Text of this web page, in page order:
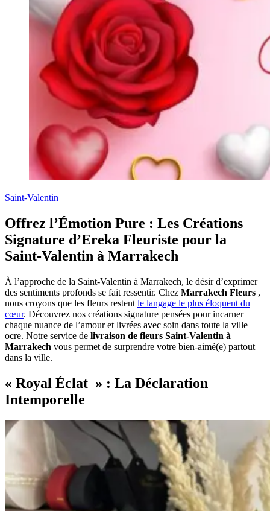
Saint-Valentin
Offrez l’Émotion Pure : Les Créations
Signature d’Ereka Fleuriste pour la
Saint-Valentin à Marrakech
À l’approche de la Saint-Valentin à Marrakech, le désir d’exprimer
des sentiments profonds se fait ressentir. Chez Marrakech Fleurs ,
nous croyons que les fleurs restent le langage le plus éloquent du
cœur. Découvrez nos créations signature pensées pour incarner
chaque nuance de l’amour et livrées avec soin dans toute la ville
ocre. Notre service de livraison de fleurs Saint-Valentin à
Marrakech vous permet de surprendre votre bien-aimé(e) partout
dans la ville.
« Royal Éclat » : La Déclaration
Intemporelle